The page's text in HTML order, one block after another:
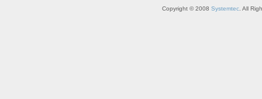
Copyright © 2008 Systemtec . All